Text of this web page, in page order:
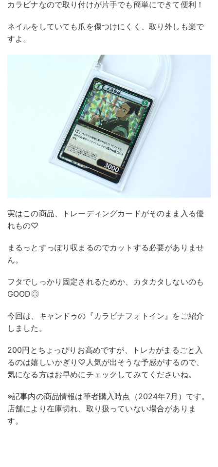
カラビナなので取り付けが片手でも簡単にできて便利！
ネイルをしていても爪を傷つけにくく、取り外しも楽で
すよ。
実はこの商品、トレーディングカードがそのまま入る優
れもの♡
まるっとすっぽり収まるのでカットする必要がありませ
ん。
フタでしっかり固定されるためか、カタカタしないのも
GOOD◎
今回は、キャンドゥの『カラビナフォトイン』をご紹介
しました。
200円とちょっぴりお高めですが、トレカがまるごと入
るのは嬉しいかぎり♡人気が出そうな予感がするので、
気になる方はお早めにチェックしてみてくださいね。
※記事内の商品情報は筆者購入時点（2024年7月）です。
店舗により在庫切れ、取り扱っていない場合がありま
す。